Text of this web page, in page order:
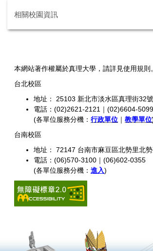
相關校園資訊
本網站著作權屬於真理大學，請詳見使用規則。
台北校區
地址： 25103 新北市淡水區真理街32號
電話：(02)2621-2121｜(02)6604-5099
(各單位服務分機： 行政單位 ｜ 教學單位
台南校區
地址： 72147 台南市麻豆區北勢里北
電話：(06)570-3100｜(06)602-0355
(各單位服務分機： 進入)